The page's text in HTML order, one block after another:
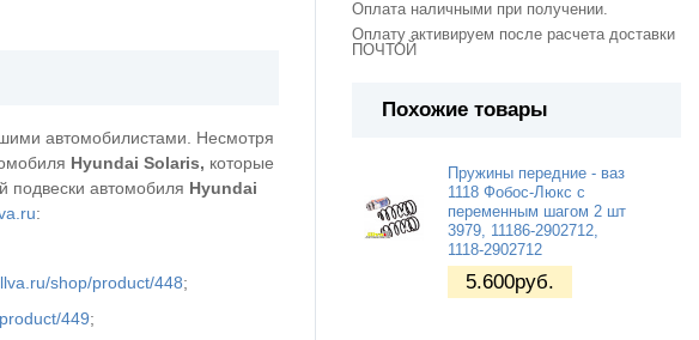
автомобилистами. Несмотря
Hyundai Solaris, которые
подвески автомобиля Hyundai
:
shop/product/448;
449;
Оплата наличными при получении.
Оплату активируем после расчета доставки
ПОЧТОЙ
Похожие товары
Пружины передние - ваз
1118 Фобос-Люкс с
переменным шагом 2 шт
3979, 11186-2902712,
1118-2902712
5.600руб.